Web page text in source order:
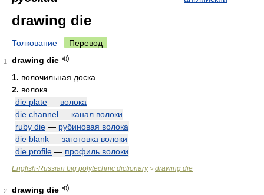
drawing die
Толкование Перевод
1
drawing die
1. волочильная доска
2. волока
die plate — волока
die channel — канал волоки
ruby die — рубиновая волока
die blank — заготовка волоки
die profile — профиль волоки
English-Russian big polytechnic dictionary> drawing die
2
drawing die